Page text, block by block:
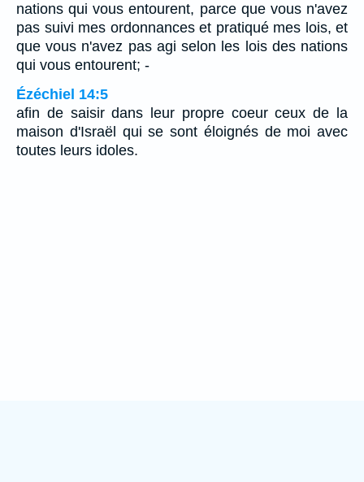
nations qui vous entourent, parce que vous n'avez
pas suivi mes ordonnances et pratiqué mes lois, et
que vous n'avez pas agi selon les lois des nations
qui vous entourent; -
Ézéchiel 14:5
afin de saisir dans leur propre coeur ceux de la
maison d'Israël qui se sont éloignés de moi avec
toutes leurs idoles.